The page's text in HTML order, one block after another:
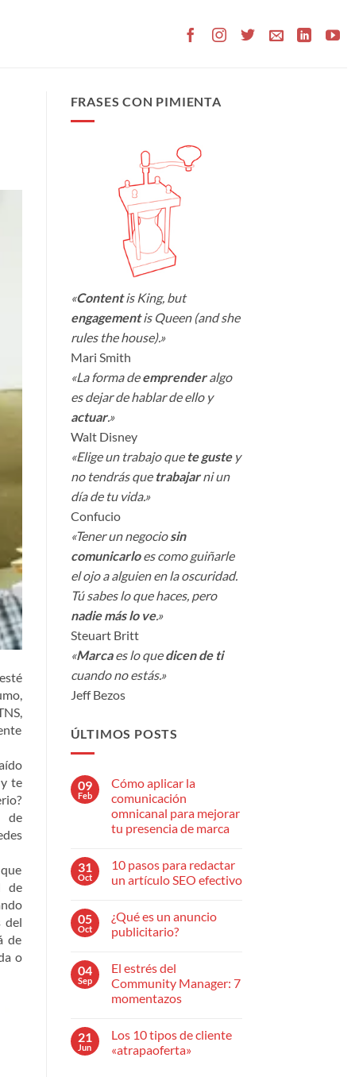
te
de
de
del
de
o
FRASES CON PIMIENTA
«Contentis King, but
engagementis Queen (and she
rules the house).»
Mari Smith
«La forma deemprenderalgo
es dejar de hablar de ello y
actuar.»
Walt Disney
«Elige un trabajo que te gustey
no tendrás que trabajarni un
día de tu vida.»
Confucio
«Tener un negociosin
comunicarloes como guiñarle
el ojo a alguien en la oscuridad.
Tú sabes lo que haces, pero
nadie más lo ve.»
Steuart Britt
«Marcaes lo quedicen de ti
cuando no estás.»
Jeff Bezos
ÚLTIMOS POSTS
09
Feb
Cómo aplicar la
comunicación
omnicanal para mejorar
tu presencia de marca
comentarios
Cómo
comunicación
omnicanal
para
presencia
de
marca
31
Oct
10 pasos para redactar
un artículo SEO efectivo
comentarios
en
10
redactar
un
artículo
SEO
05
Oct
¿Qué es un anuncio
publicitario?
comentarios
en
¿Qué
es
publicitario?
04
Sep
El estrés del
Community Manager: 7
momentazos
comentarios
El
21
Jun
Los 10 tipos de cliente
«atrapaoferta»